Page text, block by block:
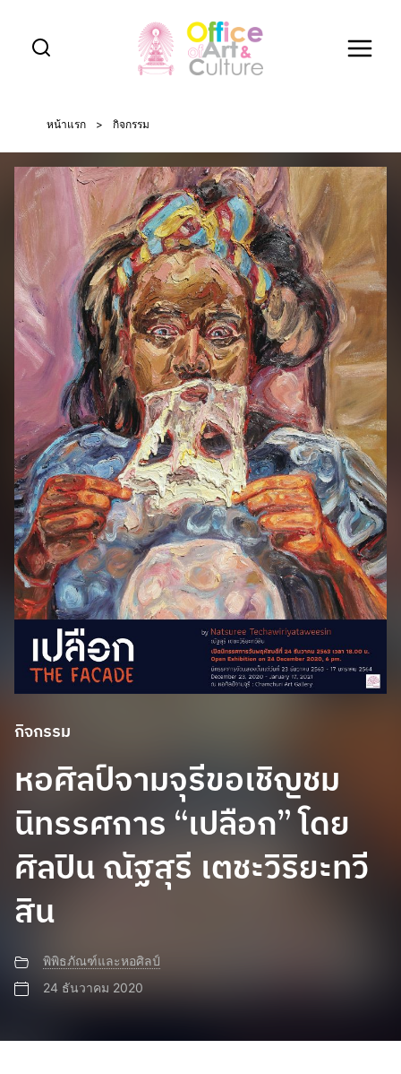
content
หน้าแรก > กิจกรรม
กิจกรรม
หอศิลป์จามจุรีขอเชิญชม
นิทรรศการ “เปลือก” โดย
ศิลปิน ณัฐสุรี เตชะวิริยะทวี
สิน
พิพิธภัณฑ์และหอศิลป์
24 ธันวาคม 2020